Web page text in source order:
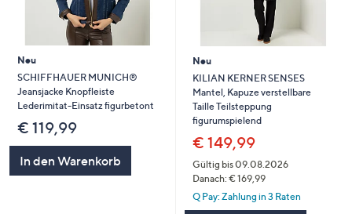
Neu
SCHIFFHAUER MUNICH®
Jeansjacke Knopfleiste
Lederimitat-Einsatz figurbetont
€ 119,99
In den Warenkorb
Neu
KILIAN KERNER SENSES
Mantel, Kapuze verstellbare
Taille Teilsteppung
figurumspielend
€ 149,99
Gültig bis 09.08.2026
Danach: € 169,99
Q Pay: Zahlung in 3 Raten